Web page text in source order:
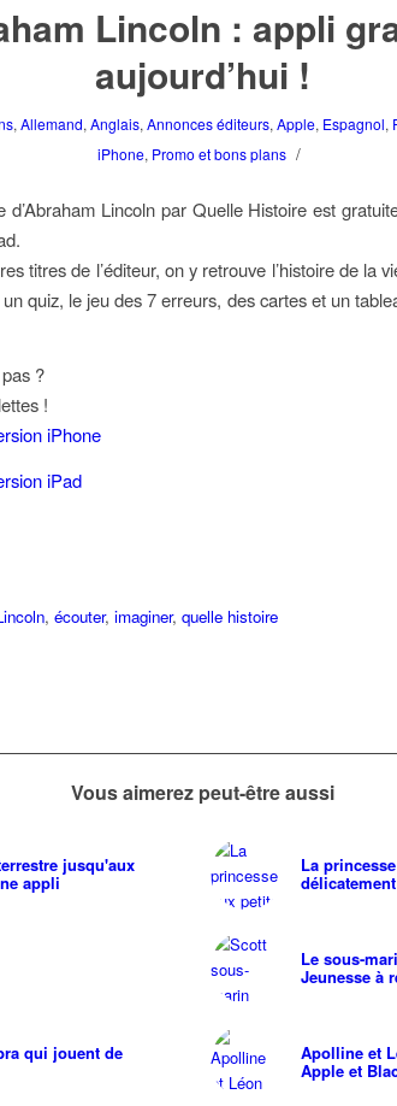
Lincoln : appli
aujourd’hui !
, Allemand, Anglais, Annonces éditeurs, Apple, Espagnol,
iPhone, Promo et bons plans /
d’Abraham Lincoln par Quelle Histoire est
titres de l’éditeur, on y retrouve l’histoire de la
quiz, le jeu des 7 erreurs, des cartes et un
?
!
iPhone
iPad
, écouter, imaginer, quelle histoire
Vous aimerez peut-être aussi
jusqu'aux
appli
La
Le sous-
Jeunesse à
qui jouent de Apolline et
Apple et